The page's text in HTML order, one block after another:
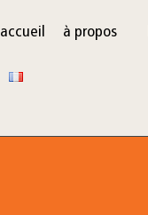
accueil à propos